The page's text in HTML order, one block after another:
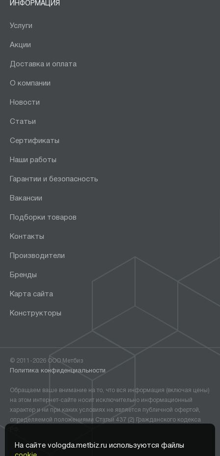
На сайте vologda.metbiz.ru используются файлы
ИНФОРМАЦИЯ
Услуги
Акции
Доставка и оплата
О компании
Новости
Статьи
Сертификаты
Наши работы
Гарантии и безопасность
Вакансии
Подборки товаров
Контакты
Производители
Бренды
Карта сайта
Конструкторы
© 2011-2026 ООО Метбиз
Политика конфиденциальности
Обращаем ваше внимание на то, что вся информация (включая цены)
на этом интернет-сайте носит исключительно информационный
характер и ни при каких условиях не является публичной офертой,
определяемой положениями Статьи 437 (2) Гражданского кодекса